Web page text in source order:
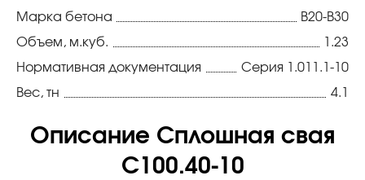
Марка бетона
В20-В30
Объем, м.куб.
1.23
Нормативная документация
Серия 1.011.1-10
Вес, тн
4.1
Описание Сплошная свая
С100.40-10